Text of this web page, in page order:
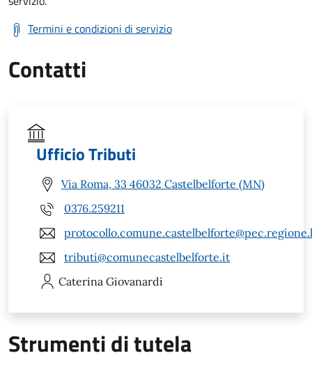
Termini e condizioni di servizio
Contatti
Ufficio Tributi
Via Roma, 33 46032 Castelbelforte (MN)
0376.259211
tributi@comunecastelbelforte.it
Caterina Giovanardi
Strumenti di tutela